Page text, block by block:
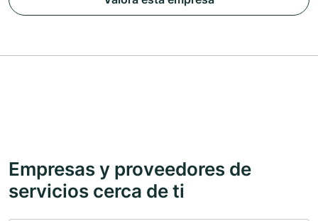
Empresas y proveedores de
servicios cerca de ti